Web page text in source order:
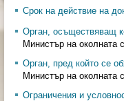
Срок на действие на
Орган, осъществяващ
Министър на околната
Орган, пред който се
Министър на околната
Ограничения и